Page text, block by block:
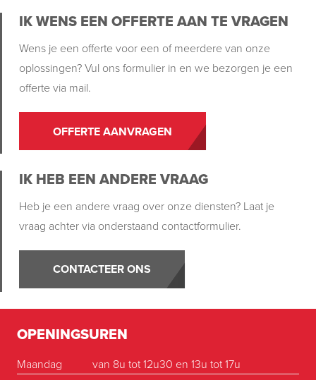
IK WENS EEN OFFERTE AAN TE VRAGEN
Wens je een offerte voor een of meerdere van onze
oplossingen? Vul ons formulier in en we bezorgen je een
offerte via mail.
OFFERTE AANVRAGEN
IK HEB EEN ANDERE VRAAG
Heb je een andere vraag over onze diensten? Laat je
vraag achter via onderstaand contactformulier.
CONTACTEER ONS
OPENINGSUREN
Maandag
van 8u tot 12u30 en 13u tot 17u